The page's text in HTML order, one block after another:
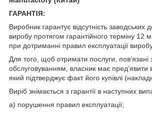
ГАРАНТІЯ:
Виробник гарантує відсутність заводських
виробу протягом гарантійного терміну 12
при дотриманні правил експлуатації
Для того, щоб отримати послуги, пов’язані
обслуговуванням, власник має пред’явити
який підтверджує факт його купівлі
Виріб знімається з гарантії в наступних
а) порушення правил експлуатації;